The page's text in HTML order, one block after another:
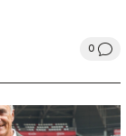
0